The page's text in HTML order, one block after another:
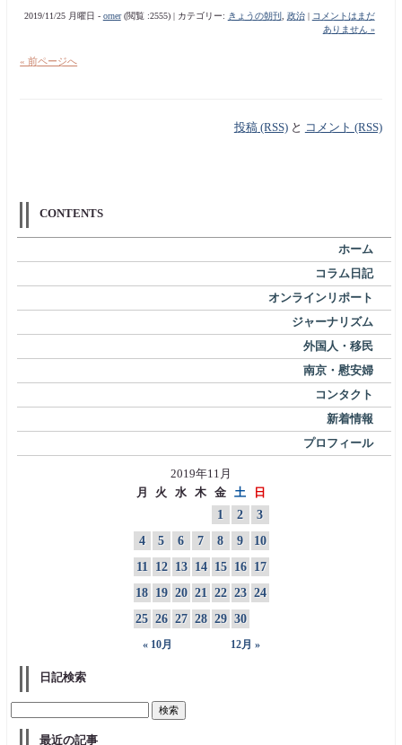
2019/11/25 月曜日 - orner(閲覧 :2555) | カテゴリー: きょうの朝刊 , 政治|
コメントはまだ
ありません »
« 前ページへ
投稿 (RSS)と コメント (RSS)
CONTENTS
ホーム
コラム日記
オンラインリポート
ジャーナリズム
外国人・移民
南京・慰安婦
コンタクト
新着情報
プロフィール
2019年11月
月
火 水 木 金 土 日
« 10月 12月 »
1 2
3
4
5 6 7 8 9
10
11
12 13 14 15 16
17
18 19 20 21 22 23 24
25 26 27 28 29 30
日記検索
最近の記事